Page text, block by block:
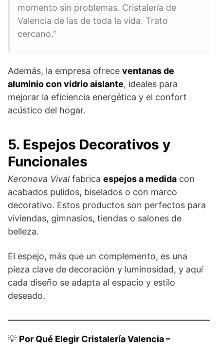
momento sin problemas. Cristalería de
Valencia de las de toda la vida. Trato
cercano.”
Además, la empresa ofrece ventanas de
aluminio con vidrio aislante, ideales para
mejorar la eficiencia energética y el confort
acústico del hogar.
5. Espejos Decorativos y
Funcionales
Keronova Vivalfabrica espejos a medida con
acabados pulidos, biselados o con marco
decorativo. Estos productos son perfectos para
viviendas, gimnasios, tiendas o salones de
belleza.
El espejo, más que un complemento, es una
pieza clave de decoración y luminosidad, y aquí
cada diseño se adapta al espacio y estilo
deseado.
💡 Por Qué Elegir Cristalería Valencia –